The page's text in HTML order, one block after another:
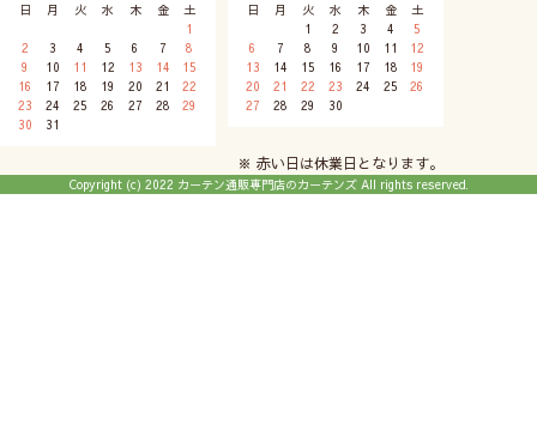
日 月 火 水 木 金
土
1
2
3 4 5 6 7
8
9
10 11 12 13 14
15
16
17 18 19 20 21
22
23
24 25 26 27 28
29
30
31
日 月 火 水 木 金
土
1
2 3 4
5
6
7 8 9 10 11
12
13
14 15 16 17 18
19
20
21 22 23 24 25
26
27
28 29 30
※ 赤い日は休業日となります。
Copyright (c) 2022 カーテン通販専門店のカーテンズ All rights reserved.